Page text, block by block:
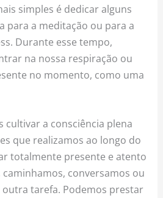
simples é dedicar alguns
para a meditação ou para a
Durante esse tempo,
na nossa respiração ou
no momento, como uma
cultivar a consciência plena
que realizamos ao longo do
totalmente presente e atento
conversamos ou
tarefa. Podemos prestar